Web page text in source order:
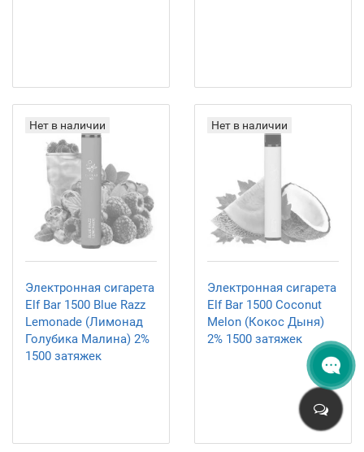
Нет в наличии
Электронная сигарета
Elf Bar 1500 Blue Razz
Lemonade (Лимонад
Голубика Малина) 2%
1500 затяжек
Нет в наличии
Электронная сигарета
Elf Bar 1500 Coconut
Melon (Кокос Дыня)
2% 1500 затяжек